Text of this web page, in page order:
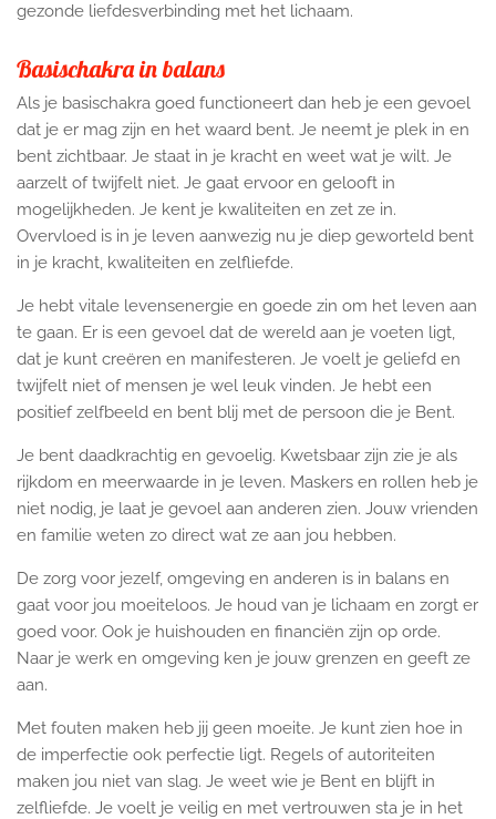
gezonde liefdesverbinding met het lichaam.
Basischakra in balans
Als je basischakra goed functioneert dan heb je een gevoel
dat je er mag zijn en het waard bent. Je neemt je plek in en
bent zichtbaar. Je staat in je kracht en weet wat je wilt. Je
aarzelt of twijfelt niet. Je gaat ervoor en gelooft in
mogelijkheden. Je kent je kwaliteiten en zet ze in.
Overvloed is in je leven aanwezig nu je diep geworteld bent
in je kracht, kwaliteiten en zelfliefde.
Je hebt vitale levensenergie en goede zin om het leven aan
te gaan. Er is een gevoel dat de wereld aan je voeten ligt,
dat je kunt creëren en manifesteren. Je voelt je geliefd en
twijfelt niet of mensen je wel leuk vinden. Je hebt een
positief zelfbeeld en bent blij met de persoon die je Bent.
Je bent daadkrachtig en gevoelig. Kwetsbaar zijn zie je als
rijkdom en meerwaarde in je leven. Maskers en rollen heb je
niet nodig, je laat je gevoel aan anderen zien. Jouw vrienden
en familie weten zo direct wat ze aan jou hebben.
De zorg voor jezelf, omgeving en anderen is in balans en
gaat voor jou moeiteloos. Je houd van je lichaam en zorgt er
goed voor. Ook je huishouden en financiën zijn op orde.
Naar je werk en omgeving ken je jouw grenzen en geeft ze
aan.
Met fouten maken heb jij geen moeite. Je kunt zien hoe in
de imperfectie ook perfectie ligt. Regels of autoriteiten
maken jou niet van slag. Je weet wie je Bent en blijft in
zelfliefde. Je voelt je veilig en met vertrouwen sta je in het